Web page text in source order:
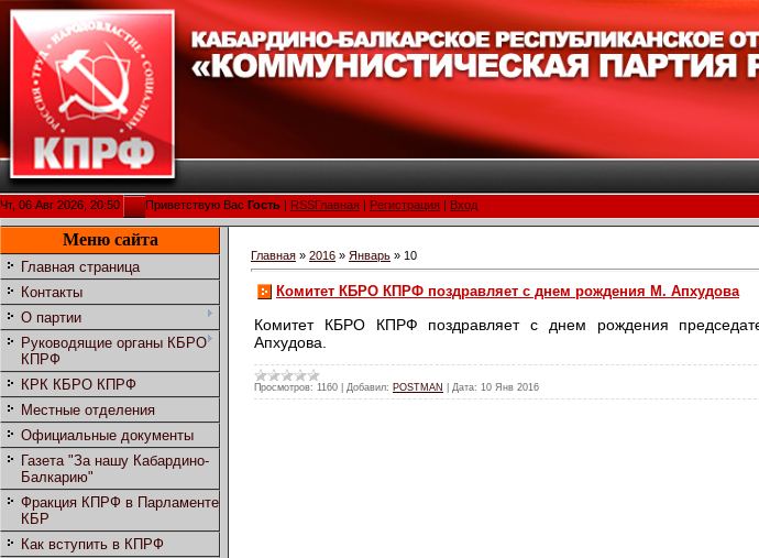
Чт, 06 Авг 2026, 20:50 Приветствую Вас Гость RSSГлавная Регистрация Вход
Меню сайта
Главная страница
Контакты
О партии
Руководящие органы КБРО
КПРФ
КРК КБРО КПРФ
Местные отделения
Официальные документы
Газета "За нашу Кабардино-
Балкарию"
Фракция КПРФ в Парламенте
КБР
Как вступить в КПРФ
Главная » 2016 » Январь » 10
Комитет КБРО КПРФ поздравляет с днем рождения М. Апхудова
Комитет КБРО КПРФ поздравляет с днем рождения
Апхудова.
Просмотров: 1160 Добавил: POSTMAN Дата: 10 Янв 2016